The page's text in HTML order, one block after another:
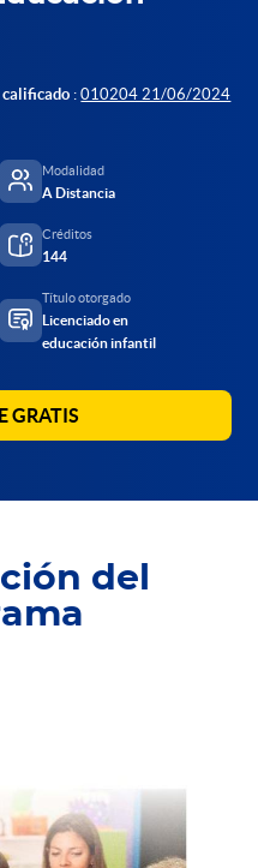
calificado :010204 21/06/2024
Modalidad
A Distancia
Créditos
144
Título otorgado
Licenciado en
educación infantil
GRATIS
del